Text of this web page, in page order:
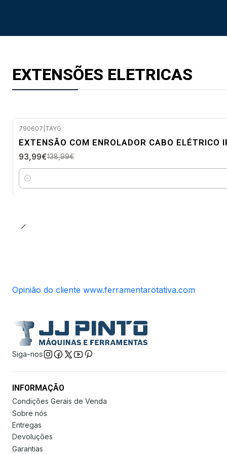
EXTENSÕES ELETRICAS
-32%
DESC.
Envio imediato
790607 TAYG
EXTENSÃO COM ENROLADOR CABO
93,99€138,99€
Quantidade
Opinião do cliente www.ferramentarotativa.com
Siga-nos
INFORMAÇÃO
Condições Gerais de Venda
Sobre nós
Entregas
Devoluções
Garantias